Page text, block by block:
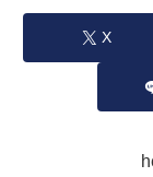
X